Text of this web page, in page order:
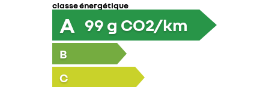
classe énergétique
A 99 g CO2/km
B
C